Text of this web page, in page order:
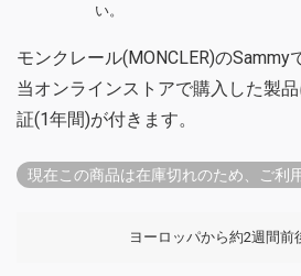
い。
モンクレール(MONCLER)のSammy
当オンラインストアで購入した製
証(1年間)が付きます。
現在この商品は在庫切れのため、ご利
ヨーロッパから約2週間前